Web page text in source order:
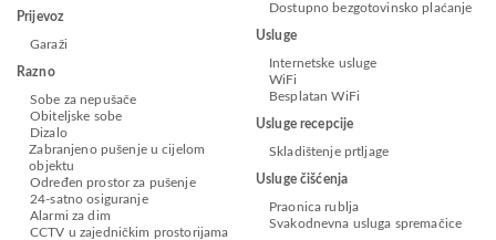
Prijevoz
Garaži
Razno
Sobe za nepušače
Obiteljske sobe
Dizalo
Zabranjeno pušenje u cijelom
objektu
Određen prostor za pušenje
24-satno osiguranje
Alarmi za dim
CCTV u zajedničkim prostorijama
Dostupno bezgotovinsko plaćanje
Usluge
Internetske usluge
WiFi
Besplatan WiFi
Usluge recepcije
Skladištenje prtljage
Usluge čišćenja
Praonica rublja
Svakodnevna usluga spremačice